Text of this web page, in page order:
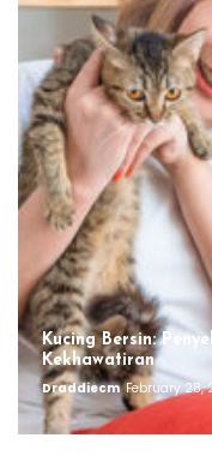
Kucing Bersin:
Kekhawatiran
Draddiecm February 28,